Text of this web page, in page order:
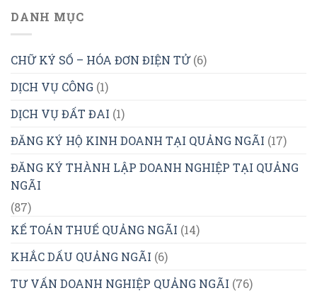
DANH MỤC
CHỮ KÝ SỐ – HÓA ĐƠN ĐIỆN TỬ(6)
DỊCH VỤ CÔNG (1)
DỊCH VỤ ĐẤT ĐAI (1)
ĐĂNG KÝ HỘ KINH DOANH TẠI QUẢNG NGÃI (17)
ĐĂNG KÝ THÀNH LẬP DOANH NGHIỆP TẠI QUẢNG
NGÃI
(87)
KẾ TOÁN THUẾ QUẢNG NGÃI (14)
KHẮC DẤU QUẢNG NGÃI (6)
TƯ VẤN DOANH NGHIỆP QUẢNG NGÃI (76)